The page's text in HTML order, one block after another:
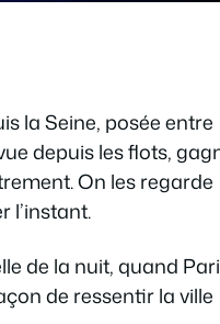
la Seine, posée entre
depuis les flots,
On les regarde
l’instant.
de la nuit, quand
de ressentir la ville